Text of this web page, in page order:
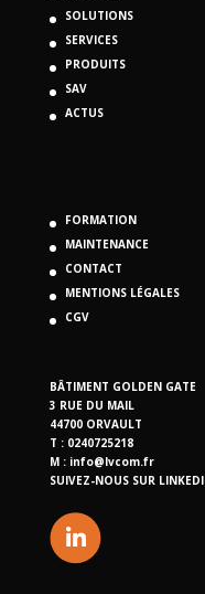
SOLUTIONS
SERVICES
PRODUITS
SAV
ACTUS
FORMATION
MAINTENANCE
CONTACT
MENTIONS LÉGALES
CGV
BÂTIMENT GOLDEN GATE
3 RUE DU MAIL
44700 ORVAULT
T : 0240725218
M : info@lvcom.fr
SUIVEZ-NOUS SUR